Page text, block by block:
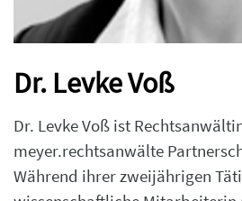
Dr. Levke Voß
Dr. Levke Voß ist
meyer.rechtsanwälte
Während ihrer zweijährigen